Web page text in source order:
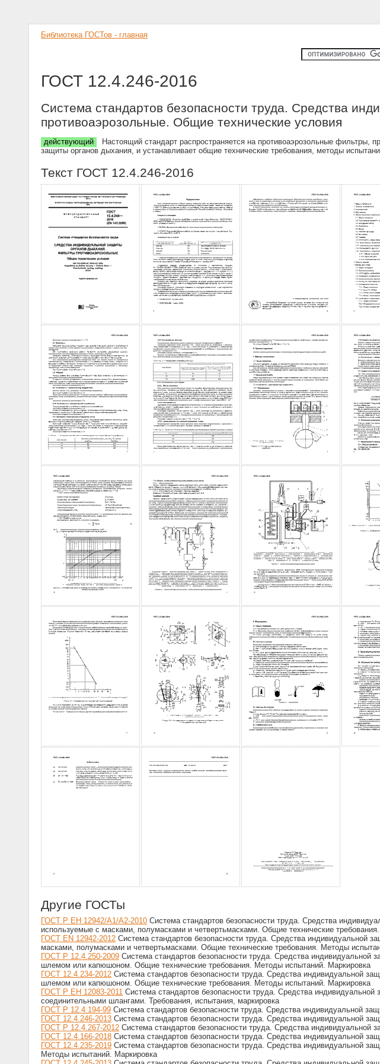
Библиотека ГОСТов - главная
ГОСТ 12.4.246-2016
Система стандартов безопасности труда. Средства
противоаэрозольные. Общие технические условия
действующий
Настоящий стандарт распространяется на противоаэрозольные
защиты органов дыхания, и устанавливает общие технические требования, методы
Текст ГОСТ 12.4.246-2016
Другие ГОСТы
ГОСТ Р ЕН 12942/А1/А2-2010 Система стандартов безопасности труда. Средства
используемые с масками, полумасками и четвертьмасками. Общие технические
ГОСТ EN 12942-2012 Система стандартов безопасности труда. Средства
масками, полумасками и четвертьмасками. Общие технические требования. Методы
ГОСТ Р 12.4.250-2009 Система стандартов безопасности труда. Средства
шлемом или капюшоном. Общие технические требования. Методы испытаний. Маркировка
ГОСТ 12.4.234-2012 Система стандартов безопасности труда. Средства индивидуальной
шлемом или капюшоном. Общие технические требования. Методы испытаний. Маркировка
ГОСТ Р ЕН 12083-2011 Система стандартов безопасности труда. Средства
соединительными шлангами. Требования, испытания, маркировка
ГОСТ Р 12.4.194-99 Система стандартов безопасности труда. Средства индивидуальной
ГОСТ 12.4.246-2013 Система стандартов безопасности труда. Средства индивидуальной
ГОСТ Р 12.4.267-2012 Система стандартов безопасности труда. Средства индивидуальной
ГОСТ 12.4.166-2018 Система стандартов безопасности труда. Средства индивидуальной
ГОСТ 12.4.235-2019 Система стандартов безопасности труда. Средства индивидуальной
Методы испытаний. Маркировка